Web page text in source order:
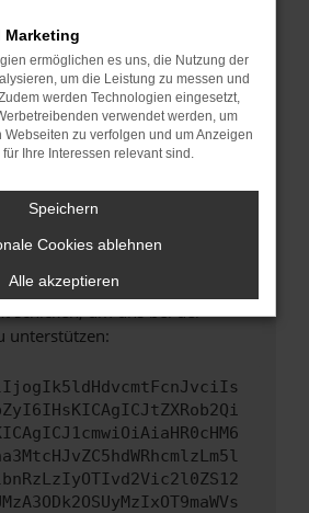
dass dein Browser und dein
auf dem neuesten Stand
birgt nicht nur ein
sondern kann auch dazu
Funktionen nicht mehr
den Webseitenbetreiber.
genannten Schritte versucht
Problem zu beheben. Du kannst
schicken, um uns bei der
unterstützen:
ermöglichen es uns, die Nutzung der
um die Leistung zu messen und
werden Technologien eingesetzt,
verwendet werden, um
Webseiten zu verfolgen und um Anzeigen
Ihre Interessen relevant sind.
Speichern
Cookies ablehnen
Alle akzeptieren